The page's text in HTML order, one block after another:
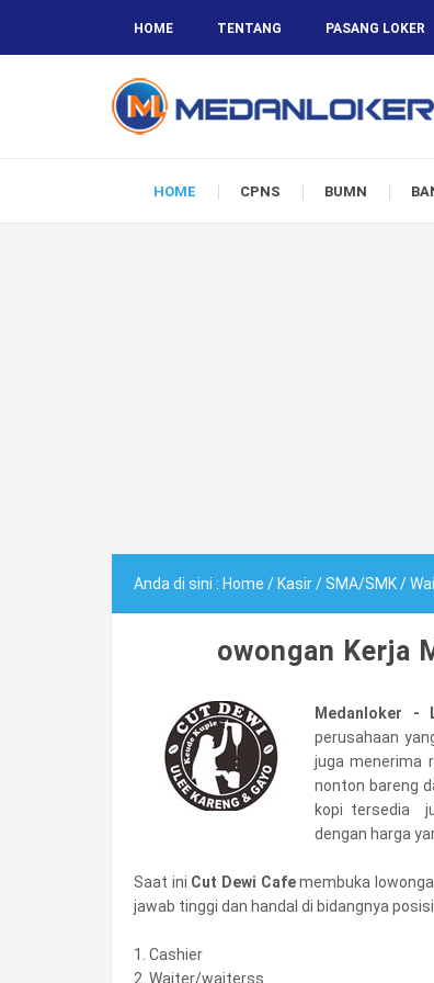
HOME TENTANG PASANG LOKER
HOME CPNS BUMN
Anda di sini : Home / Kasir/SMA/SMK/
owongan Kerja
Medanloker -
perusahaan
juga menerima
nonton bareng
kopi tersedia
dengan harga
Saat ini Cut Dewi Cafemembuka
jawab tinggi dan handal di bidangnya
1. Cashier
2. Waiter/waiterss